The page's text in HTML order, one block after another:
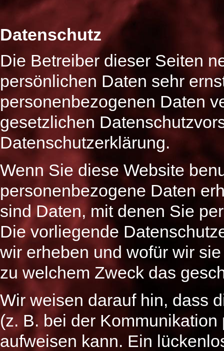
Datenschutz
Die Betreiber dieser Seiten
persönlichen Daten sehr
personenbezogenen Daten
gesetzlichen
Datenschutzerklärung.
Wenn Sie diese Website
personenbezogene Daten
sind Daten, mit denen Sie
Die vorliegende
wir erheben und wofür wir
zu welchem Zweck das
Wir weisen darauf hin, dass
(z. B. bei der
aufweisen kann. Ein